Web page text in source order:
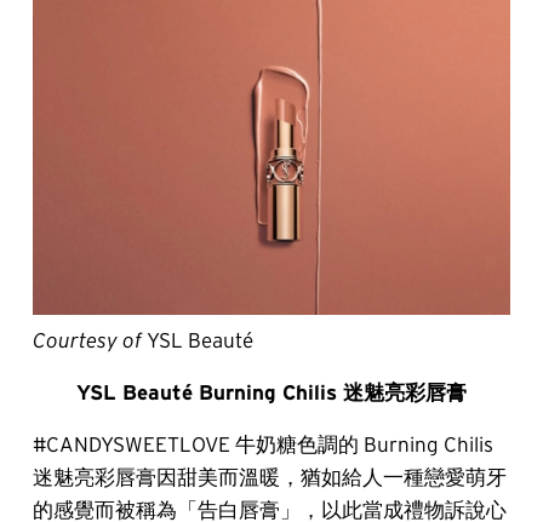
Courtesy of YSL Beauté
YSL Beauté Burning Chilis 迷魅亮彩唇膏
#CANDYSWEETLOVE 牛奶糖色調的 Burning Chilis
迷魅亮彩唇膏因甜美而溫暖，猶如給人一種戀愛萌牙
的感覺而被稱為「告白唇膏」，以此當成禮物訴說心